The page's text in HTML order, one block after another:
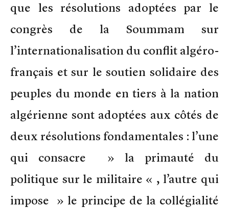
que les résolutions adoptées par le
congrès de la Soummam sur
l’internationalisation du conflit algéro-
français et sur le soutien solidaire des
peuples du monde en tiers à la nation
algérienne sont adoptées aux côtés de
deux résolutions fondamentales : l’une
qui consacre » la primauté du
politique sur le militaire « , l’autre qui
impose » le principe de la collégialité